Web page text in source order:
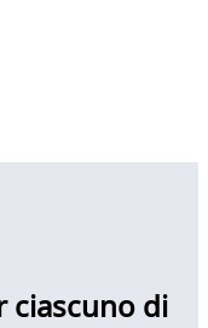
ciascuno di